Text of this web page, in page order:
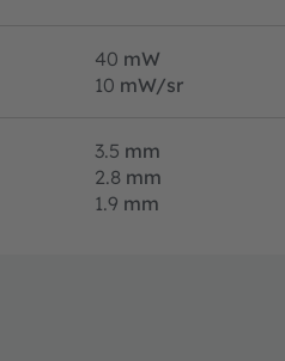
40 mW
10 mW/sr
3.5 mm
2.8 mm
1.9 mm